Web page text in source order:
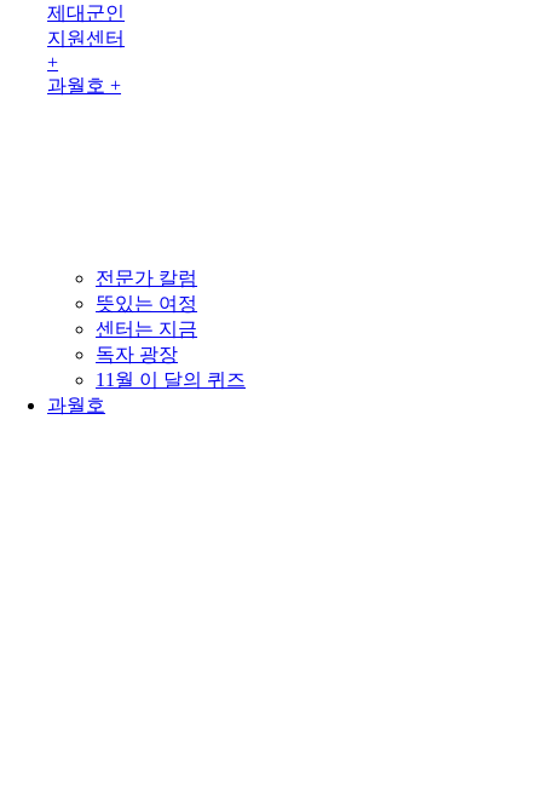
제대군인
지원센터
+
과월호 +
전문가 칼럼
뜻있는 여정
센터는 지금
독자 광장
11월 이 달의 퀴즈
과월호